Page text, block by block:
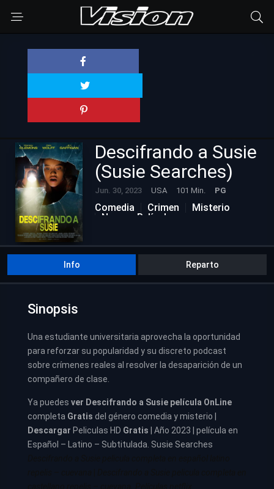
Descifrando a Susie
(Susie Searches)
Jun. 30, 2023 USA 101 Min. PG
Comedia Crimen
Misterio
Nuevas Películas
Info Reparto
Sinopsis
Una estudiante universitaria aprovecha la oportunidad
para reforzar su popularidad y su discreto podcast
sobre crímenes reales al resolver la desaparición de un
compañero de clase.
Ya puedes ver Descifrando a Susie película OnLine
completa Gratis del género comedia y misterio |
Descargar Peliculas HD Gratis | Año 2023 | película en
Español – Latino – Subtitulada. Susie Searches